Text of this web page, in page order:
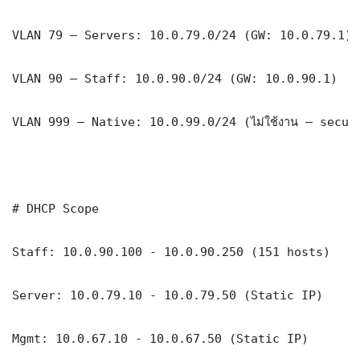
VLAN 79 — Servers: 10.0.79.0/24 (GW: 10.0.79.1)
VLAN 90 — Staff: 10.0.90.0/24 (GW: 10.0.90.1)
VLAN 999 — Native: 10.0.99.0/24 (ไม่ใช้งาน —
# DHCP Scope
Staff: 10.0.90.100 - 10.0.90.250 (151 hosts)
Server: 10.0.79.10 - 10.0.79.50 (Static IP)
Mgmt: 10.0.67.10 - 10.0.67.50 (Static IP)